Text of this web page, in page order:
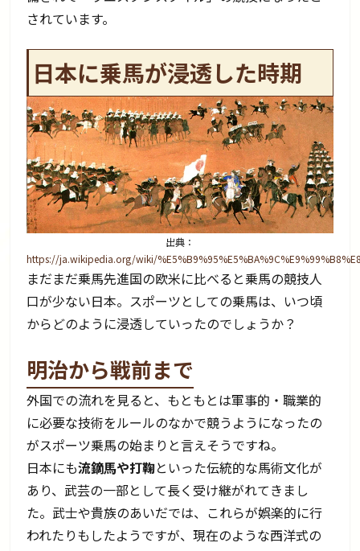
されています。
日本に乗馬が浸透した時期
出典：
https://ja.wikipedia.org/wiki/
まだまだ乗馬先進国の欧米に比べると乗馬の競技人
口が少ない日本。スポーツとしての乗馬は、いつ頃
からどのように浸透していったのでしょうか？
明治から戦前まで
外国での流れを見ると、もともとは軍事的・職業的
に必要な技術をルールのなかで競うようになったの
がスポーツ乗馬の始まりと言えそうですね。
日本にも流鏑馬や打鞠といった伝統的な馬術文化が
あり、武芸の一部として長く受け継がれてきまし
た。武士や貴族のあいだでは、これらが娯楽的に行
われたりもしたようですが、現在のような西洋式の